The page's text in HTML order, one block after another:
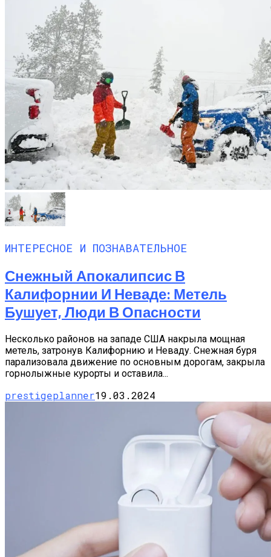
ИНТЕРЕСНОЕ И ПОЗНАВАТЕЛЬНОЕ
Снежный Апокалипсис В
Калифорнии И Неваде: Метель
Бушует, Люди В Опасности
Несколько районов на западе США накрыла мощная
метель, затронув Калифорнию и Неваду. Снежная буря
парализовала движение по основным дорогам, закрыла
горнолыжные курорты и оставила...
prestigeplanner19.03.2024